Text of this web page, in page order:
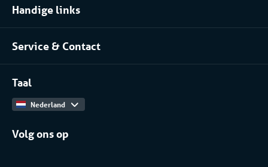
Pharma
(Petro)chemie
Meer branches
Handige links
Over Coolworld
Projecten
Werken bij
Catalogus
Service & Contact
Contact
Taal
Nederland
Volg ons op